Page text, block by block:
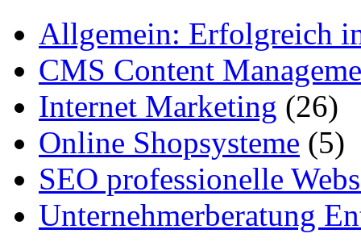
Allgemein: Erfolgreich
CMS Content
Internet Marketing (26)
Online Shopsysteme (5)
SEO professionelle
Unternehmerberatung